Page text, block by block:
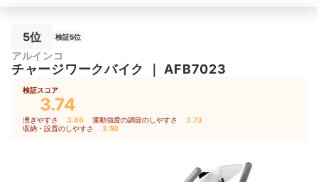
5位 検証5位
アルインコ
チャージワークバイク ｜ AFB7023
検証スコア
3.74
漕ぎやすさ 3.86 運動強度の調節のしやすさ 3.73
収納・設置のしやすさ 3.50